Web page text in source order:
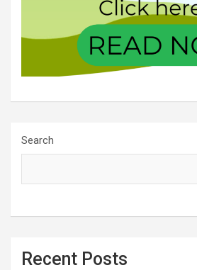
Search
Recent Posts